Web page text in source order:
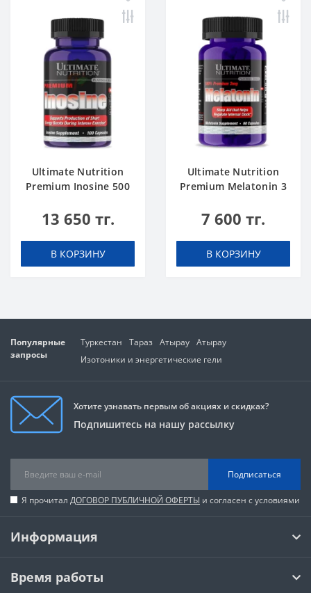
Ultimate Nutrition
Premium Inosine 500
13 650 тг.
В КОРЗИНУ
Ultimate Nutrition
Premium Melatonin 3
7 600 тг.
В КОРЗИНУ
Популярные
запросы
Туркестан Тараз Атырау
Атырау
Изотоники и энергетические гели
Хотите узнавать первым об акциях и скидках?
Подпишитесь на нашу рассылку
Подписаться
Я прочитал ДОГОВОР ПУБЛИЧНОЙ ОФЕРТЫ и согласен с условиями
Информация
Время работы